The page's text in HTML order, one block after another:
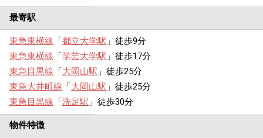
最寄駅
東急東横線 「都立大学駅 」徒歩9分
東急東横線 「学芸大学駅 」徒歩17分
東急目黒線 「大岡山駅 」徒歩25分
東急大井町線 「大岡山駅 」徒歩25分
東急目黒線 「洗足駅 」徒歩30分
物件特徴